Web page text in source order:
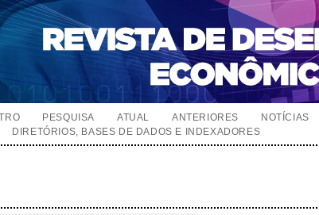
PESQUISA ATUAL ANTERIORES NOTÍCIAS
DIRETÓRIOS, BASES DE DADOS E INDEXADORES